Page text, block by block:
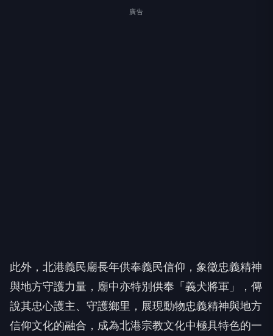
廣告
此外，北港義民廟長年供奉義民信仰，象徵忠義精神
與地方守護力量，廟中亦特別供奉「義犬將軍」，傳
說其忠心護主、守護鄉里，展現動物忠義精神與地方
信仰文化的融合，成為北港宗教文化中極具特色的一